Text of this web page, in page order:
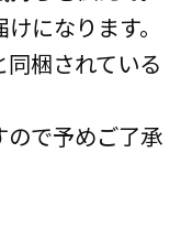
になります。
梱されている
で予めご了承